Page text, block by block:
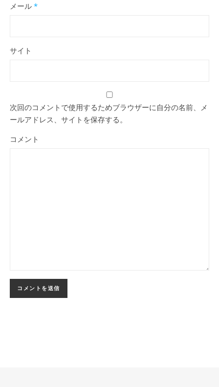
メール *
サイト
次回のコメントで使用するためブラウザーに自分の名前、メ
ールアドレス、サイトを保存する。
コメント